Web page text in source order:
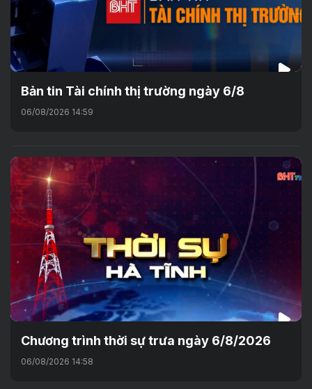
Bản tin Tài chính thị trường ngày 6/8
06/08/2026 14:59
Chương trình thời sự trưa ngày 6/8/2026
06/08/2026 14:58